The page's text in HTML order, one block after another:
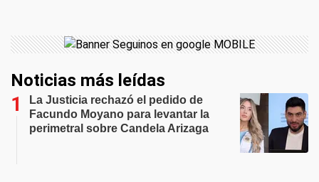
Noticias más leídas
La Justicia rechazó el pedido de
Facundo Moyano para levantar la
perimetral sobre Candela Arizaga